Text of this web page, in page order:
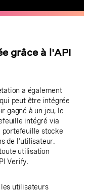
grâce à l'API
a également
peut être intégrée
gagné à un jeu, le
intégré via
portefeuille stocke
de l'utilisateur.
utilisation
Verify.
utilisateurs